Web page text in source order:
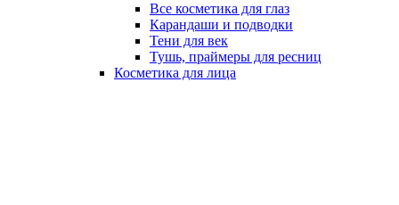
Все косметика для глаз
Карандаши и подводки
Тени для век
Тушь, праймеры для ресниц
Косметика для лица